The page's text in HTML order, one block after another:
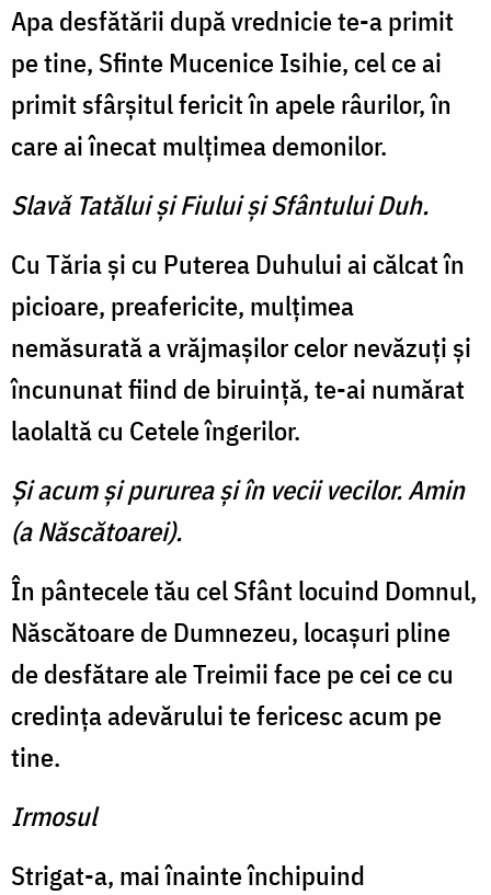
Apa desfătării după vredni­cie te-a primit
pe tine, Sfinte Mucenice Isihie, cel ce ai
primit sfârşitul fericit în apele râurilor, în
care ai îne­cat mulţimea demonilor.
Slavă Tatălui şi Fiului şi Sfântului Duh.
Cu Tăria şi cu Puterea Duhu­lui ai călcat în
picioare, prea­fericite, mulţimea
nemăsurată a vrăjmaşilor celor nevăzuţi şi
încununat fiind de biruinţă, te-ai numărat
laolaltă cu Cetele îngerilor.
Şi acum şi pururea şi în vecii vecilor. Amin
(a Născătoarei).
În pântecele tău cel Sfânt lo­cuind Domnul,
Născătoare de Dumnezeu, locaşuri pline
de desfătare ale Treimii face pe cei ce cu
credinţa adevărului te fericesc acum pe
tine.
Irmosul
Strigat-a, mai înainte în­chipuind